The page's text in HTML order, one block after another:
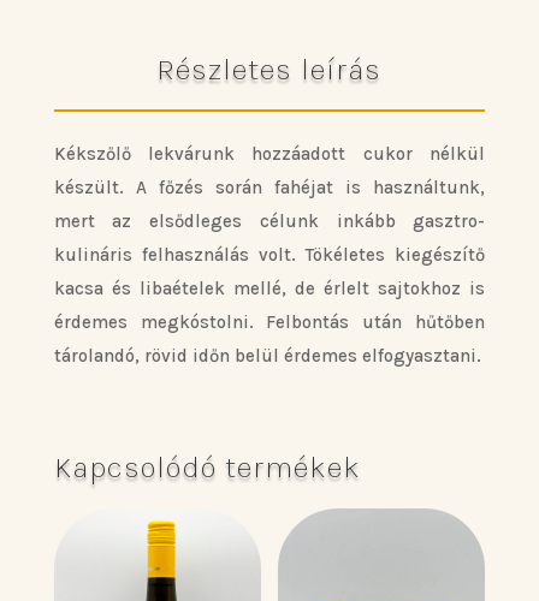
Részletes leírás
Kékszőlő lekvárunk hozzáadott cukor nélkül
készült. A főzés során fahéjat is használtunk,
mert az elsődleges célunk inkább gasztro-
kulináris felhasználás volt. Tökéletes kiegészítő
kacsa és libaételek mellé, de érlelt sajtokhoz is
érdemes megkóstolni. Felbontás után hűtőben
tárolandó, rövid időn belül érdemes elfogyasztani.
Kapcsolódó termékek